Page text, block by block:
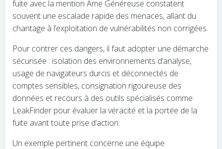
fuite avec la mention Ame Généreuse constatent
souvent une escalade rapide des menaces, allant du
chantage à l’exploitation de vulnérabilités non corrigées.
Pour contrer ces dangers, il faut adopter une démarche
sécurisée : isolation des environnements d’analyse,
usage de navigateurs durcis et déconnectés de
comptes sensibles, consignation rigoureuse des
données et recours à des outils spécialisés comme
LeakFinder pour évaluer la véracité et la portée de la
fuite avant toute prise d’action.
Un exemple pertinent concerne une équipe